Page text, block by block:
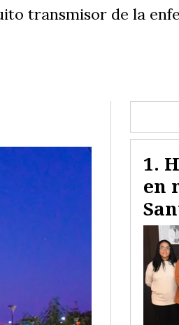
transmisor de la
en